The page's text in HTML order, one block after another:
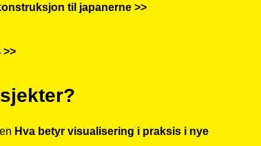
til japanerne >>
>>
Hva betyr visualisering i praksis i nye